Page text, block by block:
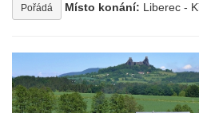
Pořádá Místo konání: Liberec -